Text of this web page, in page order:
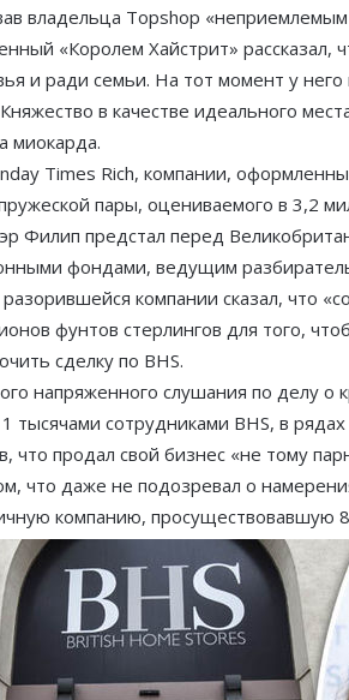
владельца Topshop
«Королем Хай­стрит» рассказал,
и ради семьи. На тот момент у него
в качестве идеального
миокарда.
Times Rich, компании,
пары, оцениваемого в 3,2
Филип предстал перед
фондами, ведущим
компании сказал, что
фунтов стерлингов для того,
сделку по BHS.
напряженного слушания по делу о
тысячами сотрудниками BHS, в
что продал свой бизнес «не тому
что даже не подозревал о
компанию, просуществовавшую 8